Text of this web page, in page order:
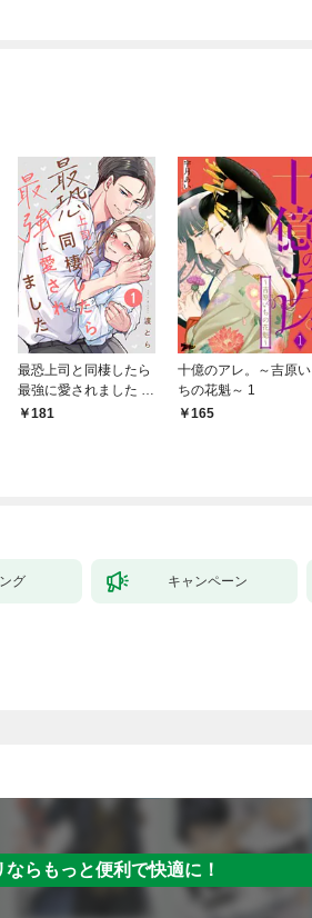
最恐上司と同棲したら
最強に愛されました 1
巻181
十億のアレ。～吉原い
ちの花魁～ 1
165
グ キャンペーン
ならもっと便利で快適に！